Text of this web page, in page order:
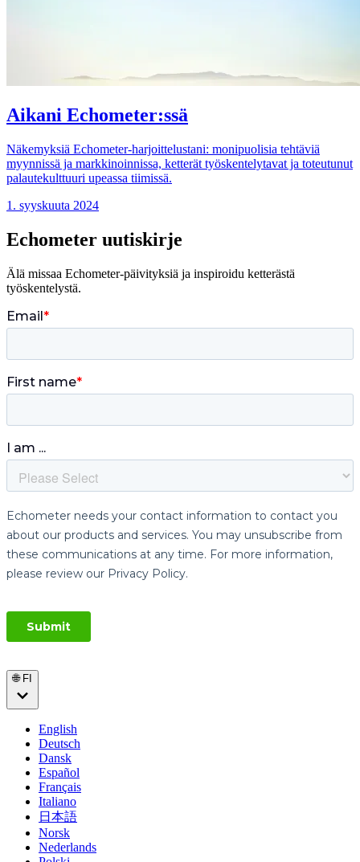
Aikani Echometer:ssä
Näkemyksiä Echometer-harjoittelustani: monipuolisia tehtäviä
myynnissä ja markkinoinnissa, ketterät työskentelytavat ja toteutunut
palautekulttuuri upeassa tiimissä.
1. syyskuuta 2024
Echometer uutiskirje
Älä missaa Echometer-päivityksiä ja inspiroidu ketterästä
työskentelystä.
🌐 FI
English
Deutsch
Dansk
Español
Français
Italiano
日本語
Norsk
Nederlands